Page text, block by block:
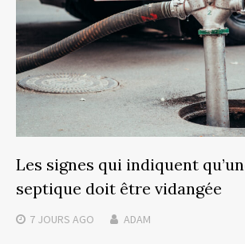
Les signes qui indiquent
septique doit être vidangée
7 JOURS AGO ADAM